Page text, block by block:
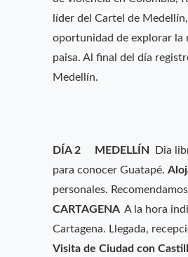
líder del Cartel de
oportunidad de explorar la
paisa. Al final del día
Medellín.
DÍA 2 MEDELLÍN
Dia
para conocer Guatapé.
personales.
CARTAGENA A la hora
Cartagena. Llegada,
Visita de Ciudad con